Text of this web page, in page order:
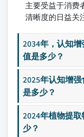
主要受益于消费
清晰度的日益关
2034年，认知
值是多少？
2025年认知增
是多少？
2024年植物提
少？